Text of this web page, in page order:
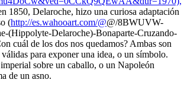
1850, Delaroche, hizo una curiosa adaptación
(http://es.wahooart.com/@@/8BWUVW-
(Hippolyte-Delaroche)-Bonaparte-Cruzando-
cuál de los dos nos quedamos? Ambas son
para exponer una idea, o un símbolo.
sobre un caballo, o un Napoleón
de un asno.